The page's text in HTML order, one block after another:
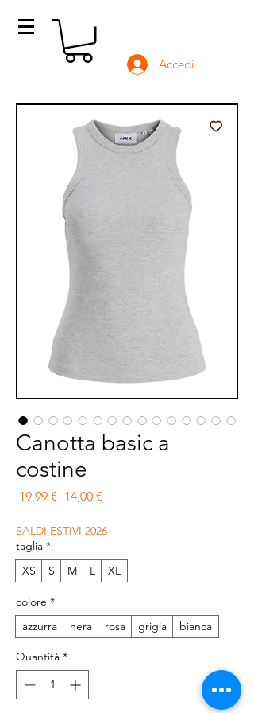
Accedi
Canotta basic a
costine
19,99 € Prezzo regolare
14,00 €
SALDI ESTIVI 2026
taglia *
XS
S M L XL
colore *
azzurra
nera rosa grigia bianca
Quantità *